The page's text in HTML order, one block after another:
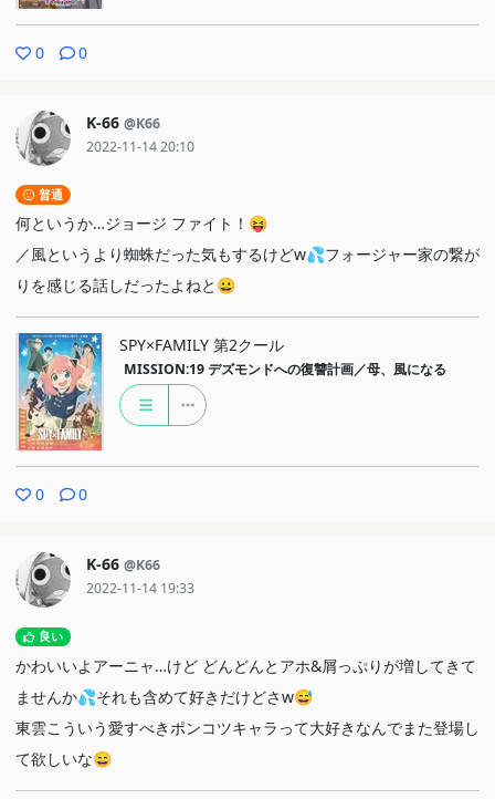
0 0
K-66 @K66
2022-11-14 20:10
普通
何というか…ジョージ ファイト！😝
／風というより蜘蛛だった気もするけどw💦フォージャー家の繋が
りを感じる話しだったよねと😀
SPY×FAMILY 第2クール
MISSION:19 デズモンドへの復讐計画／母、風になる
0 0
K-66 @K66
2022-11-14 19:33
良い
かわいいよアーニャ…けど どんどんとアホ&屑っぷりが増してきて
ませんか💦それも含めて好きだけどさw😅
東雲こういう愛すべきポンコツキャラって大好きなんでまた登場し
て欲しいな😄